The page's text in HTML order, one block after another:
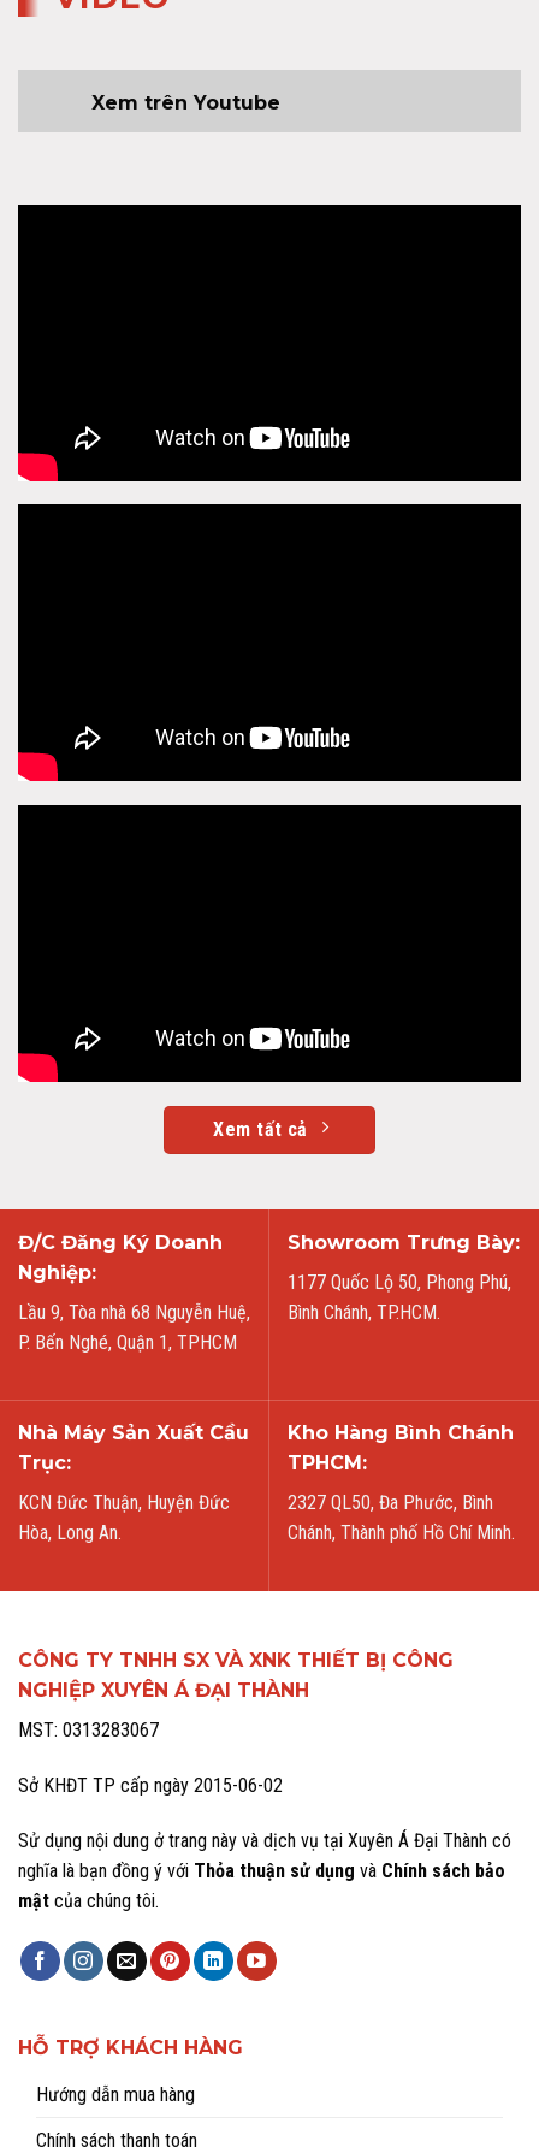
Xem trên Youtube
Xem tất cả
Đ/C Đăng Ký Doanh
Nghiệp:
Lầu 9, Tòa nhà 68 Nguyễn Huệ,
P. Bến Nghé, Quận 1, TPHCM
Showroom Trưng Bày:
1177 Quốc Lộ 50, Phong Phú,
Bình Chánh, TP.HCM.
Nhà Máy Sản Xuất Cầu
Trục:
KCN Đức Thuận, Huyện Đức
Hòa, Long An.
Kho Hàng Bình Chánh
TPHCM:
2327 QL50, Đa Phước, Bình
Chánh, Thành phố Hồ Chí Minh.
CÔNG TY TNHH SX VÀ XNK THIẾT BỊ CÔNG
NGHIỆP XUYÊN Á ĐẠI THÀNH
MST: 0313283067
Sở KHĐT TP cấp ngày 2015-06-02
Sử dụng nội dung ở trang này và dịch vụ tại Xuyên Á Đại Thành có
nghĩa là bạn đồng ý với Thỏa thuận sử dụng và Chính sách bảo
mật của chúng tôi.
HỖ TRỢ KHÁCH HÀNG
Hướng dẫn mua hàng
Chính sách thanh toán